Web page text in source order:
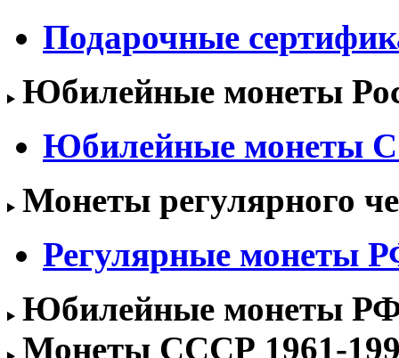
Подарочные
Юбилейные монеты
Юбилейные монеты
Монеты регулярного
Регулярные монеты
Юбилейные монеты РФ
Монеты СССР 1961-